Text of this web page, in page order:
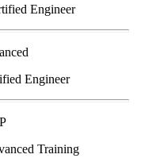
Engineer
Engineer
Training